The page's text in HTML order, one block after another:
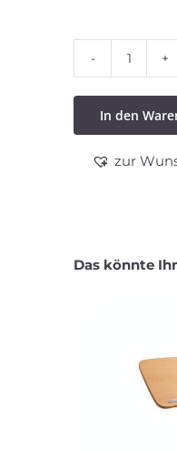
Mühle
Allegra
80
In den
zur
Das könnte